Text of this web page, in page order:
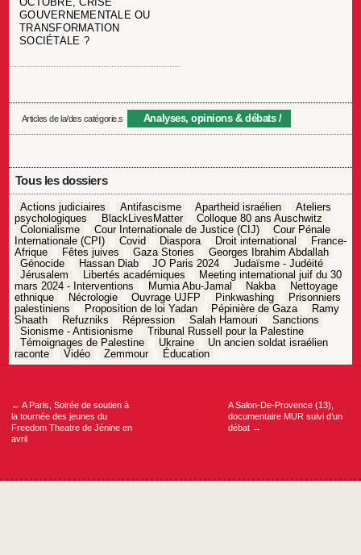
GOUVERNEMENTALE OU
TRANSFORMATION
SOCIÉTALE ?
Articles de la/des catégorie.s Analyses, opinions & débats
Tous les dossiers
Actions judiciaires Antifascisme Apartheid israélien
Ateliers
psychologiques
BlackLivesMatter
Colloque 80 ans Auschwitz
Colonialisme
Cour Internationale de Justice (CIJ)
Cour Pénale
Internationale (CPI)
Covid Diaspora Droit international
France-
Afrique
Fêtes juives Gaza Stories
Georges Ibrahim Abdallah
Génocide
Hassan Diab JO Paris 2024
Judaïsme - Judéité
Jérusalem
Libertés académiques
Meeting international juif du 30
mars 2024 - Interventions
Mumia Abu-Jamal Nakba
Nettoyage
ethnique
Nécrologie Ouvrage UJFP Pinkwashing
Prisonniers
palestiniens
Proposition de loi Yadan Pépinière de Gaza
Ramy
Shaath
Refuzniks Répression Salah Hamouri
Sanctions
Sionisme - Antisionisme
Tribunal Russell pour la Palestine
Témoignages de Palestine
Ukraine
Un ancien soldat israélien
raconte
Vidéo Zemmour Éducation
Navigation
← A Paris, Soirée de soutien à
la tournée des jeunes du
Freedom Theatre de Jénine en
avril
A Salon-De-Provence (13),
documentaire MUR suivi d’un
débat →